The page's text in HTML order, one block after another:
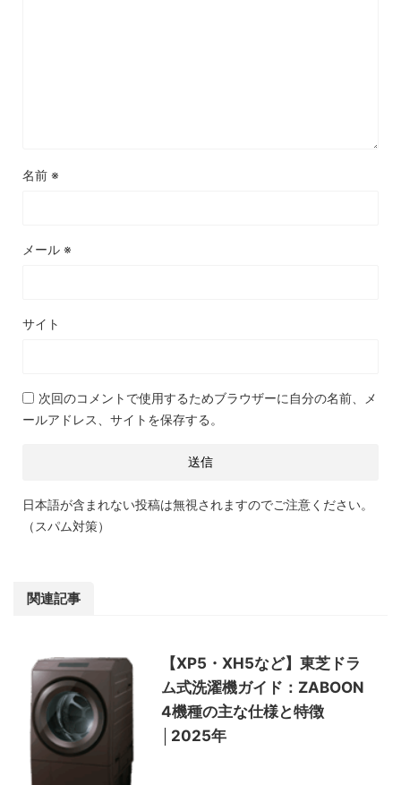
名前 ※
メール ※
サイト
次回のコメントで使用するためブラウザーに自分の名前、メ
ールアドレス、サイトを保存する。
日本語が含まれない投稿は無視されますのでご注意ください。
（スパム対策）
関連記事
【XP5・XH5など】東芝ドラ
ム式洗濯機ガイド：ZABOON
4機種の主な仕様と特徴
│2025年